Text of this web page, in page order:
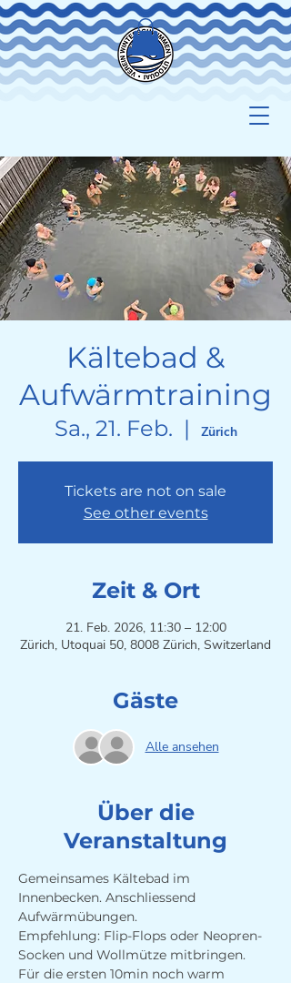
Kältebad &
Aufwärmtraining
Sa., 21. Feb.
  |
Zürich
Tickets are not on sale
See other events
Zeit & Ort
21. Feb. 2026, 11:30 – 12:00
Zürich, Utoquai 50, 8008 Zürich, Switzerland
Gäste
Alle ansehen
Über die
Veranstaltung
Gemeinsames Kältebad im
Innenbecken. Anschliessend
Aufwärmübungen.
Empfehlung: Flip-Flops oder Neopren-
Socken und Wollmütze mitbringen.
Für die ersten 10min noch warm